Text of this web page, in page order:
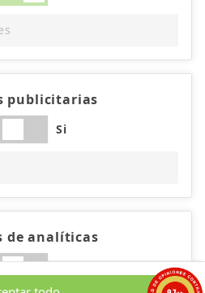
publicitarias
Si
de analíticas
Si